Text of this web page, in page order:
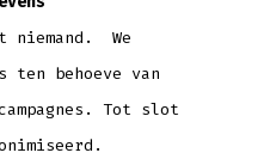
niemand. We
ten behoeve van
Tot slot